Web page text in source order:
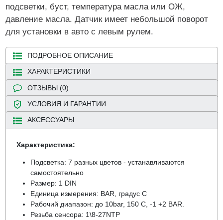
подсветки, буст, температура масла или ОЖ,
давление масла. Датчик имеет небольшой поворот
для установки в авто с левым рулем.
ПОДРОБНОЕ ОПИСАНИЕ
ХАРАКТЕРИСТИКИ
ОТЗЫВЫ (0)
УСЛОВИЯ И ГАРАНТИИ
АКСЕССУАРЫ
Характеристика:
Подсветка: 7 разных цветов - устанавливаются
самостоятельно
Размер: 1 DIN
Единица измерения: BAR, градус C
Рабочий диапазон: до 10bar, 150 C, -1 +2 BAR.
Резьба сенсора: 1\8-27NTP